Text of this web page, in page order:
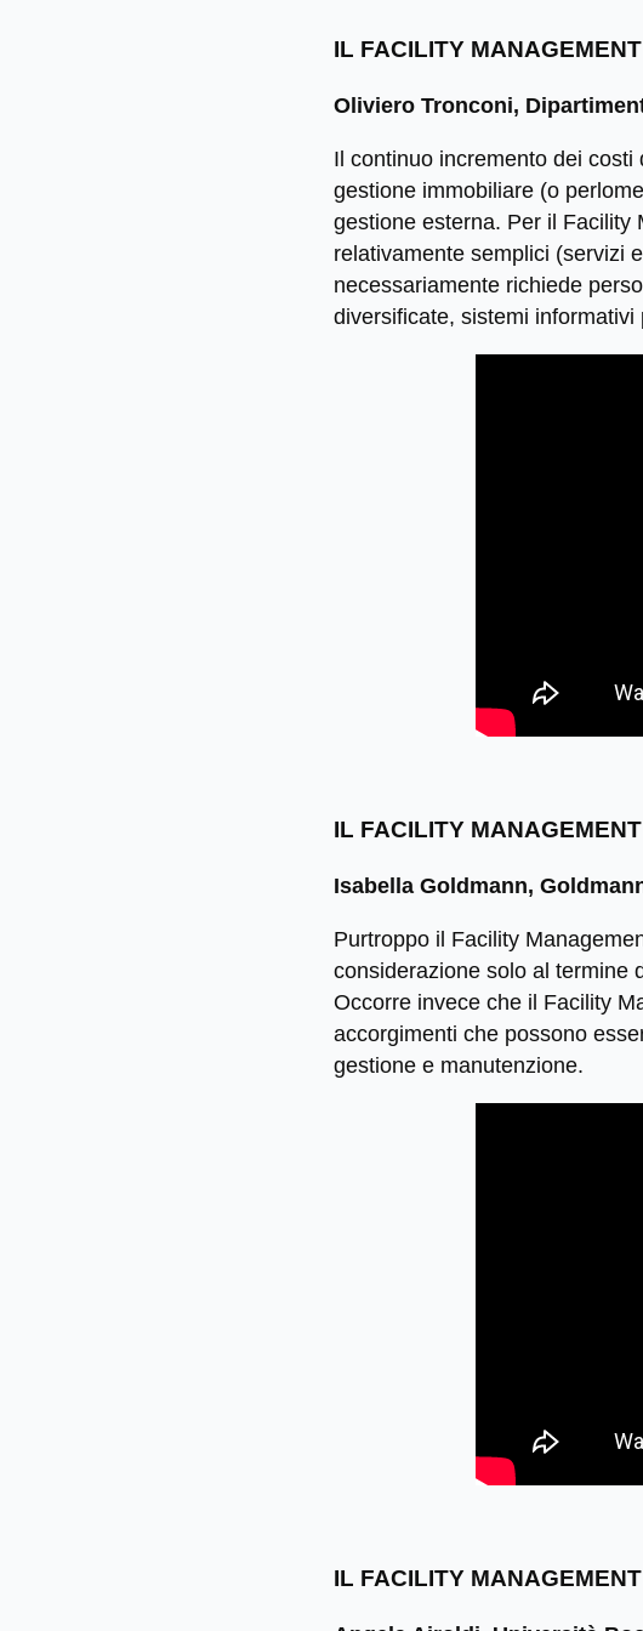
IL FACILITY
Oliviero Tronconi,
Il continuo incremento dei
gestione immobiliare (o
gestione esterna. Per il Facility
relativamente semplici (servizi
necessariamente richiede
diversificate, sistemi
IL FACILITY
Isabella Goldmann,
Purtroppo il Facility
considerazione solo al termine
Occorre invece che il Facility
accorgimenti che possono
gestione e manutenzione.
IL FACILITY